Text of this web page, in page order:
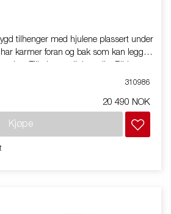
tilhenger med hjulene plassert under
karmer foran og bak som kan legges
Tilbehør er tilgjengelig. Bildene er
og kan vise valgfritt utstyr. Frakt,
310986
20 490 NOK
Kjøpe